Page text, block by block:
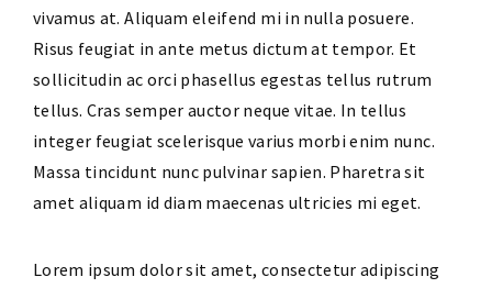
vivamus at. Aliquam eleifend mi in nulla posuere.
Risus feugiat in ante metus dictum at tempor. Et
sollicitudin ac orci phasellus egestas tellus rutrum
tellus. Cras semper auctor neque vitae. In tellus
integer feugiat scelerisque varius morbi enim nunc.
Massa tincidunt nunc pulvinar sapien. Pharetra sit
amet aliquam id diam maecenas ultricies mi eget.
Lorem ipsum dolor sit amet, consectetur adipiscing